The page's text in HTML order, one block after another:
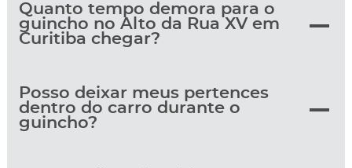
Quanto tempo demora para o
guincho no Alto da Rua XV em
Curitiba chegar?
Posso deixar meus pertences
dentro do carro durante o
guincho?